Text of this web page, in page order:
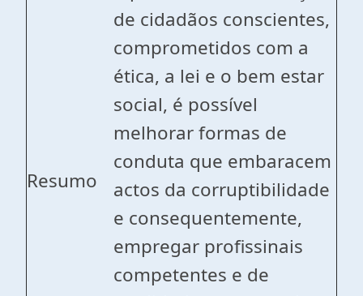
Resumo
de cidadãos conscientes,
comprometidos com a
ética, a lei e o bem estar
social, é possível
melhorar formas de
conduta que embaracem
actos da corruptibilidade
e consequentemente,
empregar profissinais
competentes e de